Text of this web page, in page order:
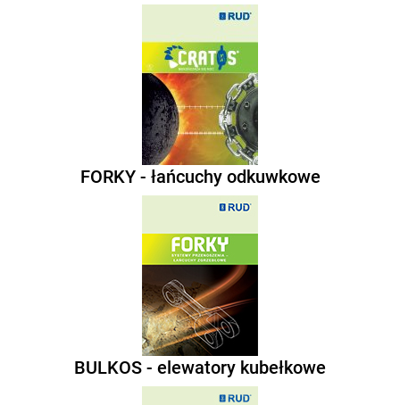
FORKY - łańcuchy odkuwkowe
BULKOS - elewatory kubełkowe